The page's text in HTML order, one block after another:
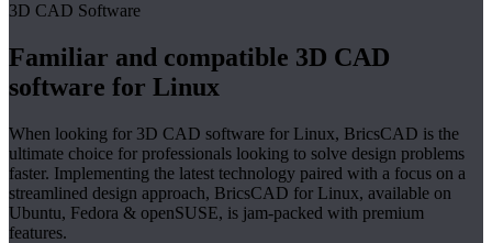
3D CAD Software
Familiar and compatible 3D CAD
software for Linux
When looking for 3D CAD software for Linux, BricsCAD is the
ultimate choice for professionals looking to solve design problems
faster. Implementing the latest technology paired with a focus on a
streamlined design approach, BricsCAD for Linux, available on
Ubuntu, Fedora & openSUSE, is jam-packed with premium
features.